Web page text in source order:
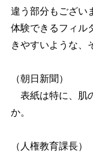
違う部分もござい
体験できるフィル
きやすいような、
（朝日新聞）
表紙は特に、肌
か。
（人権教育課長）